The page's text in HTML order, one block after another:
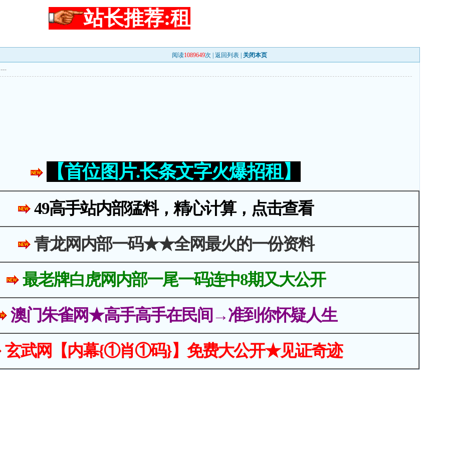
站长推荐:租
阅读1089649次 | 返回列表 关闭本页
---
【首位图片.长条文字火爆招租】
49高手站内部猛料，精心计算，点击查看
青龙网内部一码★★全网最火的一份资料
最老牌白虎网内部一尾一码连中8期又大公开
澳门朱雀网★高手高手在民间→准到你怀疑人生
玄武网【内幕{①肖①码}】免费大公开★见证奇迹